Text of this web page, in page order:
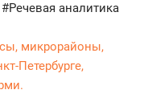
#Речевая аналитика
микрорайоны,
Петербурге,